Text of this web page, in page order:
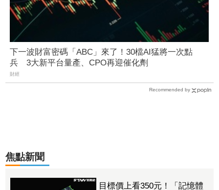
下一波財富密碼「ABC」來了！30檔AI猛將一次點
兵 3大新平台量產、CPO再迎催化劑
財經
Recommended by
焦點新聞
目標價上看350元！「記憶體